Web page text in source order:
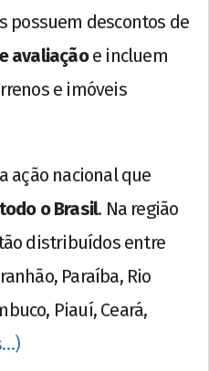
possuem descontos de
avaliaçãoe incluem
e imóveis
ação nacional que
o Brasil. Na região
distribuídos entre
Paraíba, Rio
Piauí, Ceará,